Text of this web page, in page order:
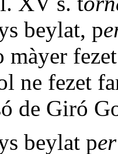
beylat, p
màyer
ne fezet
de Giró
beylat p